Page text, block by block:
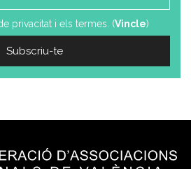
privacitat i els termes. (Vincle)